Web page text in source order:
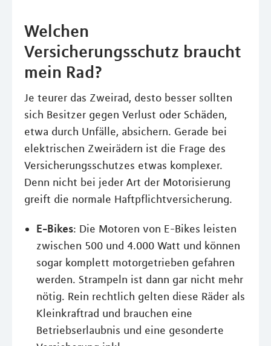
Welchen
Versicherungsschutz braucht
mein Rad?
Je teurer das Zweirad, desto besser sollten
sich Besitzer gegen Verlust oder Schäden,
etwa durch Unfälle, absichern. Gerade bei
elektrischen Zweirädern ist die Frage des
Versicherungsschutzes etwas komplexer.
Denn nicht bei jeder Art der Motorisierung
greift die normale Haftpflichtversicherung.
E-Bikes: Die Motoren von E-Bikes leisten
zwischen 500 und 4.000 Watt und können
sogar komplett motorgetrieben gefahren
werden. Strampeln ist dann gar nicht mehr
nötig. Rein rechtlich gelten diese Räder als
Kleinkraftrad und brauchen eine
Betriebserlaubnis und eine gesonderte